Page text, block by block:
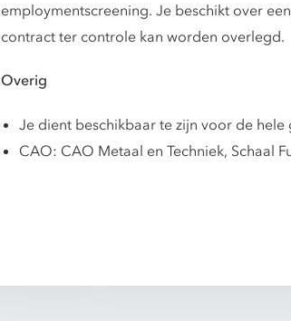
employmentscreening. Je beschikt over
contract ter controle kan worden overlegd.
Overig
Je dient beschikbaar te zijn voor de
CAO: CAO Metaal en Techniek, Schaal